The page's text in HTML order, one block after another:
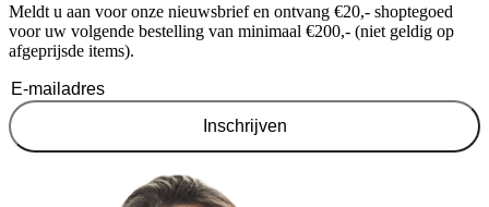
Meldt u aan voor onze nieuwsbrief en ontvang €20,- shoptegoed
voor uw volgende bestelling van minimaal €200,- (niet geldig op
afgeprijsde items).
Inschrijven